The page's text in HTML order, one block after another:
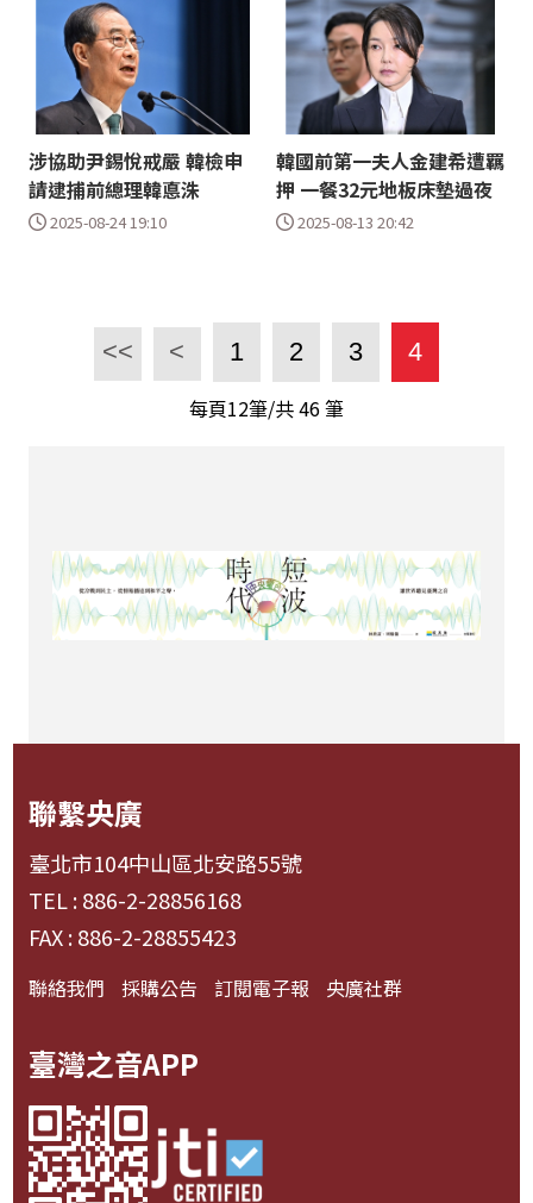
涉協助尹錫悅戒嚴 韓檢申
請逮捕前總理韓悳洙
2025-08-24 19:10
韓國前第一夫人金建希遭羈
押 一餐32元地板床墊過夜
2025-08-13 20:42
<< < 1 2 3 4
每頁12筆/共46筆
聯繫央廣
臺北市104中山區北安路55號
TEL : 886-2-28856168
FAX : 886-2-28855423
聯絡我們 採購公告 訂閱電子報 央廣社群
臺灣之音APP